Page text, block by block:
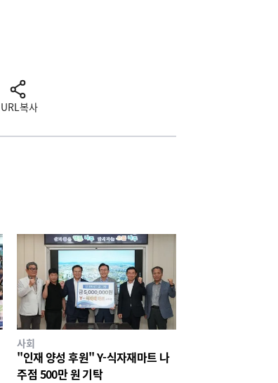
URL복사
사회
"인재 양성 후원" Y-식자재마트 나
주점 500만 원 기탁